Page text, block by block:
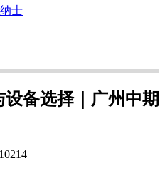
士
备选择｜广州中期
10214